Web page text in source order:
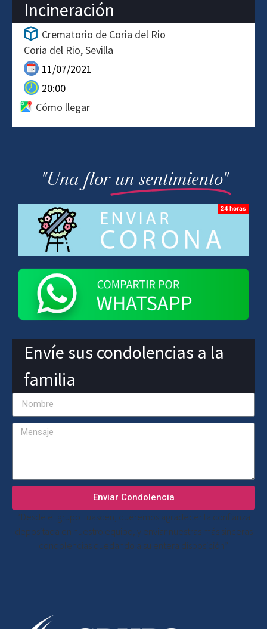
Incineración
Crematorio de Coria del Rio
Coria del Rio Sevilla
11/07/2021
20:00
Cómo llegar
"Una flor un sentimiento"
Envíe sus condolencias a la
familia
Enviar Condolencia
“Desde el grupo Fuascen, queremos agradecer la confianza
depositada en nuestro equipo, y enviar nuestras más sinceras
condolencias quedando a su entera disposición”